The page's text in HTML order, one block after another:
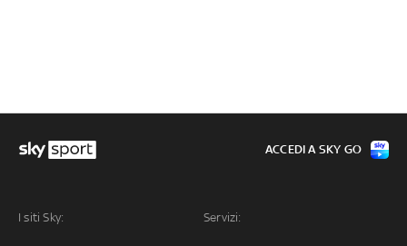
I siti Sky: Servizi:
ACCEDI A SKY GO